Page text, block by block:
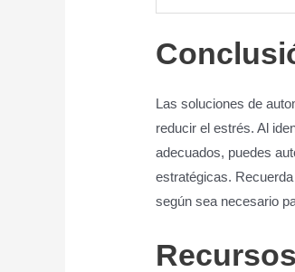
Las soluciones de
reducir el estrés. Al
adecuados, puedes
estratégicas.
según sea necesario